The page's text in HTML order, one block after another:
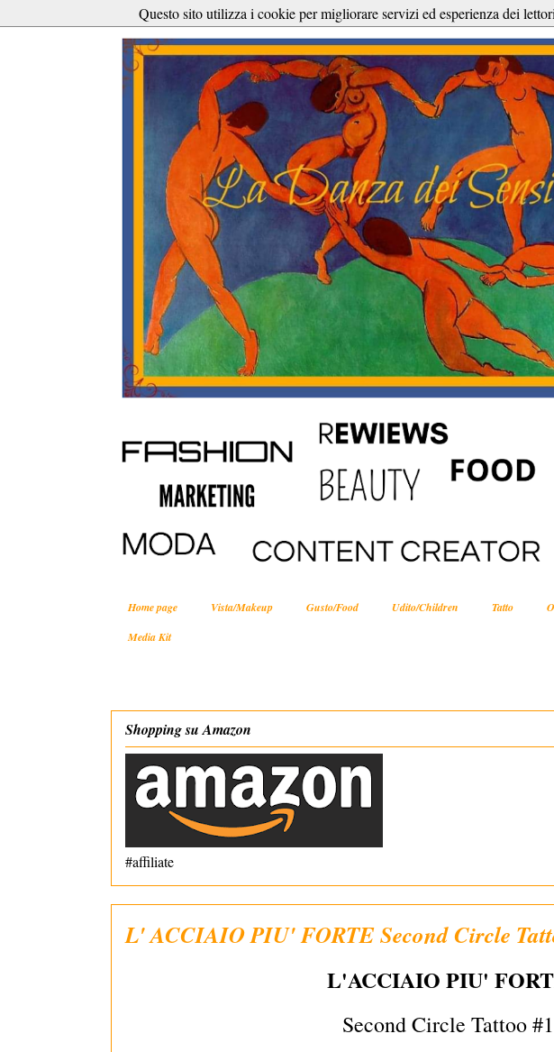
Home page Vista/Makeup Gusto/Food Udito/Children Tatto
Media Kit
Shopping su Amazon
#affiliate
L' ACCIAIO PIU' FORTE Second Circle
L'ACCIAIO PIU'
Second Circle Tattoo #1
Questo sito utilizza i cookie per migliorare servizi ed esperienza dei